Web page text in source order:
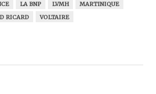
LA BNP LVMH
MARTINIQUE
RICARD VOLTAIRE